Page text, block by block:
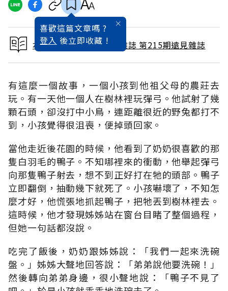
喜歡這篇文章嗎 ?
登入 後立即收藏 !
本文出自 2004 / 5月號雜誌 第215期遠見雜誌
有這麼一個故事，一個小孩到他祖父母的農莊去
玩。有一天他一個人在樹林裡玩彈弓。他試射了幾
顆石頭，卻沒打中小鳥，連距離很近的野兔都打不
到，小孩覺得很沮喪，便掉頭回家。
當他走近後花園的時候，他看到了奶奶很喜歡的那
隻白羽毛的鴨子。不知哪裡來的衝動，他舉起彈弓
向那隻鴨子射去，想不到正好打在牠的頭部。鴨子
立即翻倒，抽動幾下就死了。小孩嚇壞了，不知怎
麼才好，他慌張地抓起鴨子，把牠丟到樹林裡去。
這時候，他才發現姊姊站在窗台目睹了整個過程，
但她一句話都沒說。
吃完了飯後，奶奶跟姊姊說：「我們一起來洗碗
盤。」姊姊大聲地回答說：「弟弟說他要洗碗！」
然後轉向弟弟身邊，很小聲地說：「鴨子不見了